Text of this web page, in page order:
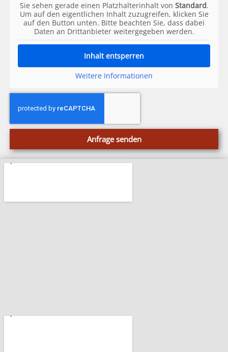
Sie sehen gerade einen Platzhalterinhalt von Standard.
Um auf den eigentlichen Inhalt zuzugreifen, klicken Sie
auf den Button unten. Bitte beachten Sie, dass dabei
Daten an Drittanbieter weitergegeben werden.
Inhalt entsperren
Weitere Informationen
Anfrage senden